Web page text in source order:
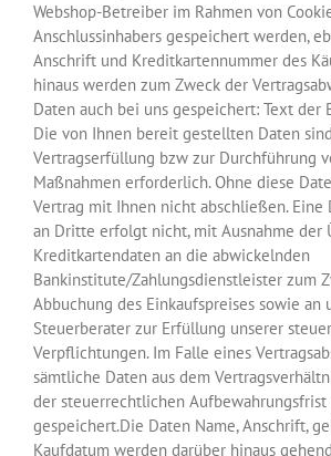
Webshop-Betreiber im Rahmen von
Anschlussinhabers gespeichert werden,
Anschrift und Kreditkartennummer des
hinaus werden zum Zweck der
Daten auch bei uns gespeichert: Text der
Die von Ihnen bereit gestellten Daten
Vertragserfüllung bzw zur Durchführung
Maßnahmen erforderlich. Ohne diese
Vertrag mit Ihnen nicht abschließen.
an Dritte erfolgt nicht, mit Ausnahme der
Kreditkartendaten an die abwickelnden
Bankinstitute/Zahlungsdienstleister zum
Abbuchung des Einkaufspreises sowie an
Steuerberater zur Erfüllung unserer
Verpflichtungen. Im Falle eines
sämtliche Daten aus dem
der steuerrechtlichen Aufbewahrungsfrist
gespeichert.Die Daten Name, Anschrift,
Kaufdatum werden darüber hinaus